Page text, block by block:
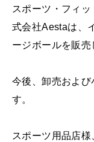
スポーツ・フィ
式会社Aestaは、
ージボールを販売
今後、卸売およ
す。
スポーツ用品店